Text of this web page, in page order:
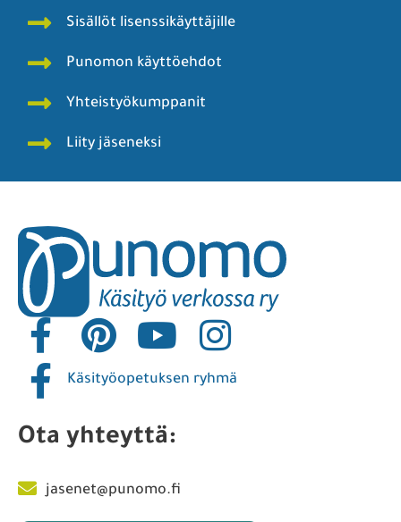
Sisällöt lisenssikäyttäjille
Punomon käyttöehdot
Yhteistyökumppanit
Liity jäseneksi
Käsityöopetuksen ryhmä
Ota yhteyttä:
jasenet@punomo.fi